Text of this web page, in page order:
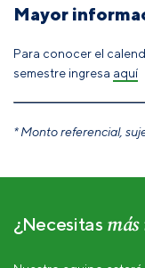
Mayor
Para conocer el
semestre ingresa aquí
* Monto referencial,
¿Necesitas